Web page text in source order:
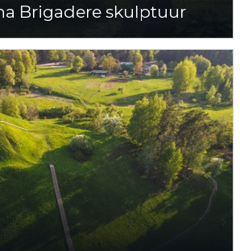
Brigadere skulptuur